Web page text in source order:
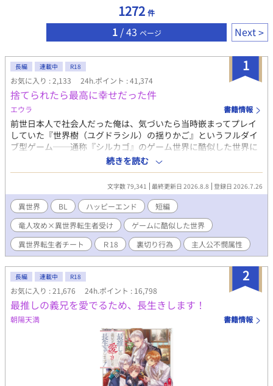
1272 件
1/ 43 ページ Next
1
長編 連載中 R18
お気に入り : 2,133 24h.ポイント : 41,374
捨てられたら最高に幸せだった件
エウラ 書籍情報
前世日本人で社会人だった俺は、気づいたら当時嵌まってプレイ
していた『世界樹（ユグドラシル）の揺りかご』というフルダイ
ブ型ゲーム──通称『シルカゴ』のゲーム世界に酷似した世界に
転生していた。 冒険者として組んでいた幼馴染で恋人だった男に
裏切られ、迷宮（ダンジョン）の危険地帯に捨て置かれたときに
前世を思い出したおかげで九死に一生を得る。 このとき偶然助け
てくれた竜人の冒険者に一緒にパーティーを組むことを提案さ
れ、俺は二つ返事で了承する。 どうせならと、彼の故郷に移住し
ようと思い旅をしながら向かうことになり…。 ※男女ともいて、
いろんな種族が住む世界。異種族でも同性でも婚姻OKで種族特性
や魔法や魔法薬を使っての妊娠可。作中に出産の描写はありませ
ん。 ハッピーエンド。一応Ｒ18です。 Ｒ18回には「＊」印あ
けたら投稿します。不定期更新。短いつもりで書いてます。 ※す
みません。６万字越えても終わらなさそうなので『長編』に切り
替えます。
続きを読む
文字数 79,341 最終更新日 2026.8.8 登録日 2026.7.26
異世界 BL ハッピーエンド
短編
竜人攻め×異世界転生者受け
ゲームに酷似した世界
異世界転生者チート
Ｒ18 裏切り行為 主人公不憫属性
2
長編 連載中 R18
お気に入り : 21,676 24h.ポイント : 16,798
最推しの義兄を愛でるため、長生きします！
朝陽天満 書籍情報